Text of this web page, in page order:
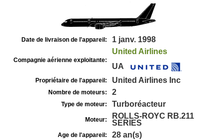
Date de livraison de l'appareil: 1 janv. 1998
Compagnie aérienne exploitante:
United Airlines
UA
Propriétaire de l'appareil: United Airlines Inc
Nombre de moteurs: 2
Type de moteur: Turboréacteur
Moteur:
ROLLS-ROYC RB.211
SERIES
Age de l'appareil: 28 an(s)